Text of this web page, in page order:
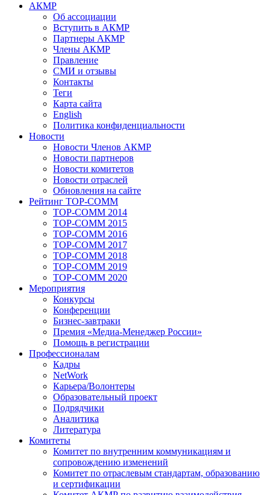
АКМР
Об ассоциации
Вступить в АКМР
Партнеры АКМР
Члены АКМР
Правление
СМИ и отзывы
Контакты
Теги
Карта сайта
English
Политика конфиденциальности
Новости
Новости Членов АКМР
Новости партнеров
Новости комитетов
Новости отраслей
Обновления на сайте
Рейтинг TOP-COMM
TOP-COMM 2014
TOP-COMM 2015
TOP-COMM 2016
TOP-COMM 2017
TOP-COMM 2018
TOP-COMM 2019
TOP-COMM 2020
Мероприятия
Конкурсы
Конференции
Бизнес-завтраки
Премия «Медиа-Менеджер России»
Помощь в регистрации
Профессионалам
Кадры
NetWork
Карьера/Волонтеры
Образовательный проект
Подрядчики
Аналитика
Литература
Комитеты
Комитет по внутренним коммуникациям и
сопровождению изменений
Комитет по отраслевым стандартам, образованию
и сертификации